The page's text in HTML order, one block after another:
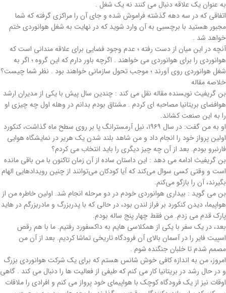
به عنوان یک علاقه دنبال می کنند نه یک شغل .
اتفاقی که در سه دهه گذشته فراموش شده و جای آن را مراکزی گرفته که شما
مجبور هستید با برچسبی به آن وارد شوید که در نهایت به شغل هوانوردی ختم
خواهد شد .
آنچه در این میان از دست رفته ؛ عدم وجود فضایی برای علاقه مندانی است که
هوانوردی را برای هوانوردی می خواهند . اگرچه باور دارم که این گروه ؛ اگر به
شغل هوانوردی روی آورند ؛ موجب تحول سازمانی خواهند بود . نظر شما چیست؟
خلاصه مقاله
بن گریفیث نویسنده مقاله نقل می کند : چندین سال پیش با یکی از مدیران ارشد
هوافضای بریتانیا مصاحبه ای کردم . مشتاق بودم بدانم در وهله اول چه چیزی او
را به این صنعت کشاند.
او به من گفت: در سال ۱۹۶۹، نیل آرمسترانگ پا بر روی سطح ماه گذاشت، کنکورد
اولین پرواز خود را انجام داد و من شاهد بلند شدن یک هریر در نمایشگاه هوایی
فارنبرو بودم. بعد از آن چه چیز دیگری را باید انتخاب می کردم؟
بن گریفیث ادامه می دهد : این داستان ساده از آن زمان تاکنون با من باقی مانده
است و وقتی کسی سوال می‌کند که آیا کودکان می‌توانند از چنین رویدادهایی الهام
بگیرند، آن را بازگو می‌کنم.
بن می گوید : بیداری هوانوردی خودم در دو مرحله انجام شد. اولین خاطره من از
هواپیما، دیدن کنکورد بر فراز لندن بود، در حالی که با پدربزرگ و مادربزرگم در هاید
پارک قدم می زدم. من فقط چهار پنج ساله بودم.
بعد، در یک سفر با یکی از همکلاسی هایم به داکسفورد رفتیم. ما با هم رقص
اسپیت فایر را در آسمان بالای آن فرودگاه تاریخی تماشا کردیم. بعد از آن من
مصمم شدم تا خلبان جنگنده شوم .
امروز، من به اندازه کافی خوش شانس هستم که برای یک شرکت هوانوردی بزرگ
و در حال رشد در بریتانیا کار می کنم که طیفی از فعالیت ها را دنبال می کند . گاهی
اوقات نیز از یک فرودگاه کوچک با هواپیمای خود پرواز می کنم و افرادی را ملاقات